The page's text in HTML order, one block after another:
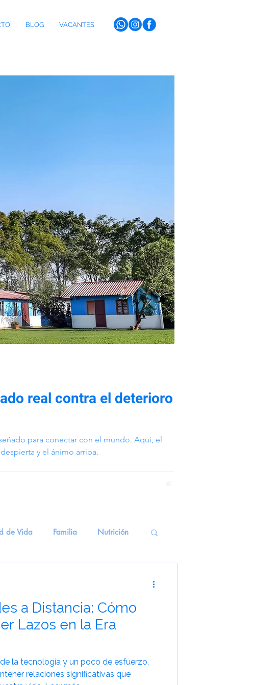
BLOG VACANTES
real contra el deterioro
para conectar con el mundo. Aquí, el
y el ánimo arriba.
de Vida Familia Nutrición
TerapiasSensoriales
Men
a Distancia: Cómo
Lazos en la Era
la tecnología y un poco de esfuerzo,
relaciones significativas que